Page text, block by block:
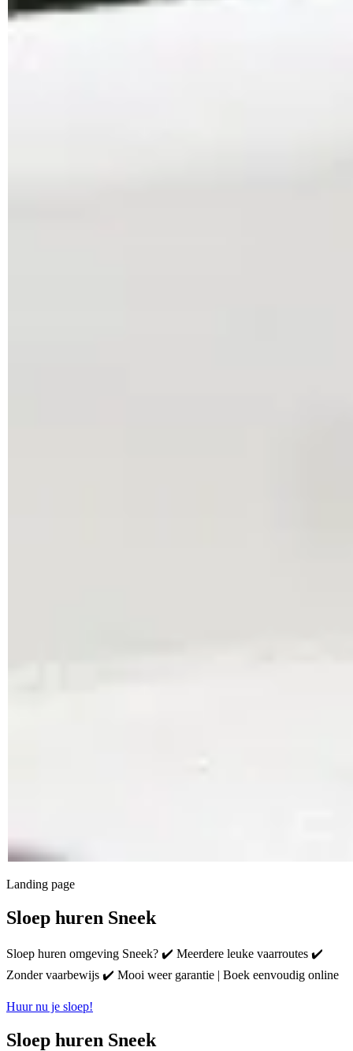
Landing page
Sloep huren Sneek
Sloep huren omgeving Sneek? ✔️ Meerdere leuke vaarroutes ✔️
Zonder vaarbewijs ✔️ Mooi weer garantie | Boek eenvoudig online
Huur nu je sloep!
Sloep huren Sneek